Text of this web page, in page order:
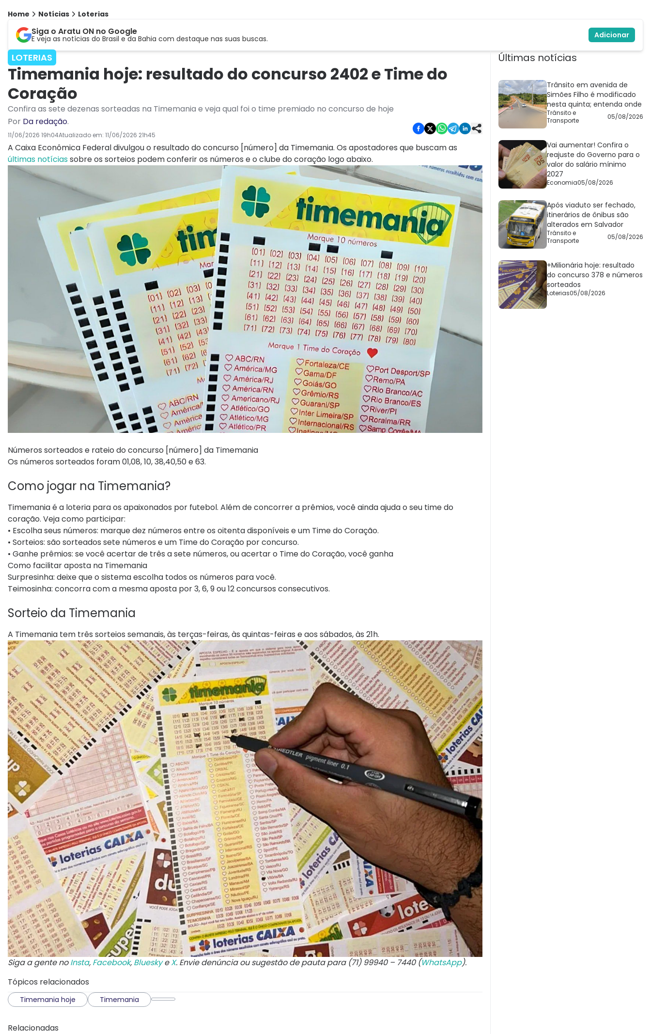
Home Notícias Loterias
Siga o Aratu ON no Google
E veja as notícias do Brasil e da Bahia com destaque nas suas buscas. Adicionar
LOTERIAS
Timemania hoje: resultado do concurso 2402 e Time do
Coração
Confira as sete dezenas sorteadas na Timemania e veja qual foi o time premiado no concurso de hoje
Por Da redação.
11/06/2026 19h04Atualizado em: 11/06/2026 21h45
A Caixa Econômica Federal divulgou o resultado do concurso [número] da Timemania. Os apostadores que buscam as
últimas notíciassobre os sorteios podem conferir os números e o clube do coração logo abaixo.
Números sorteados e rateio do concurso [número] da Timemania
Os números sorteados foram 01,08, 10, 38,40,50 e 63.
Como jogar na Timemania?
Timemania é a loteria para os apaixonados por futebol. Além de concorrer a prêmios, você ainda ajuda o seu time do
coração. Veja como participar:
• Escolha seus números: marque dez números entre os oitenta disponíveis e um Time do Coração.
• Sorteios: são sorteados sete números e um Time do Coração por concurso.
• Ganhe prêmios: se você acertar de três a sete números, ou acertar o Time do Coração, você ganha
Como facilitar aposta na Timemania
Surpresinha: deixe que o sistema escolha todos os números para você.
Teimosinha: concorra com a mesma aposta por 3, 6, 9 ou 12 concursos consecutivos.
Sorteio da Timemania
A Timemania tem três sorteios semanais, às terças-feiras, às quintas-feiras e aos sábados, às 21h.
Siga a gente noInsta, Facebook, BlueskyeX. Envie denúncia ou sugestão de pauta para (71) 99940 – 7440 (WhatsApp).
Tópicos relacionados
Timemania hoje Timemania
Relacionadas
Últimas notícias
Trânsito em avenida de
Simões Filho é modificado
nesta quinta; entenda onde
Trânsito e
Transporte
05/08/2026
Vai aumentar! Confira o
reajuste do Governo para o
valor do salário mínimo
2027
Economia05/08/2026
Após viaduto ser fechado,
itinerários de ônibus são
alterados em Salvador
Trânsito e
Transporte
05/08/2026
+Milionária hoje: resultado
do concurso 378 e números
sorteados
Loterias05/08/2026